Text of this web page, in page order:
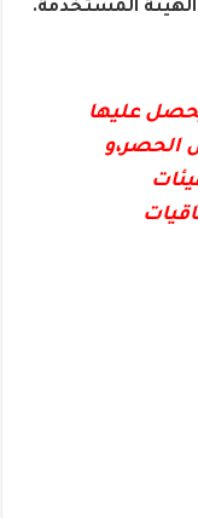
المستخدمة.
عليها
الحصر،و